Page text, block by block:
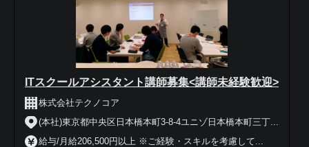
ITスクールアシスタント講師募集<講師未経験歓迎>
株式会社テクノコア
(本社)東京都中央区日本橋本町3-8-4ユニゾ日本橋本町三丁...
給与/月給206,500円以上 ※ご経験・スキルを考慮して...